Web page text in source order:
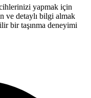
yapmak için
ve detaylı bilgi almak
bir taşınma deneyimi